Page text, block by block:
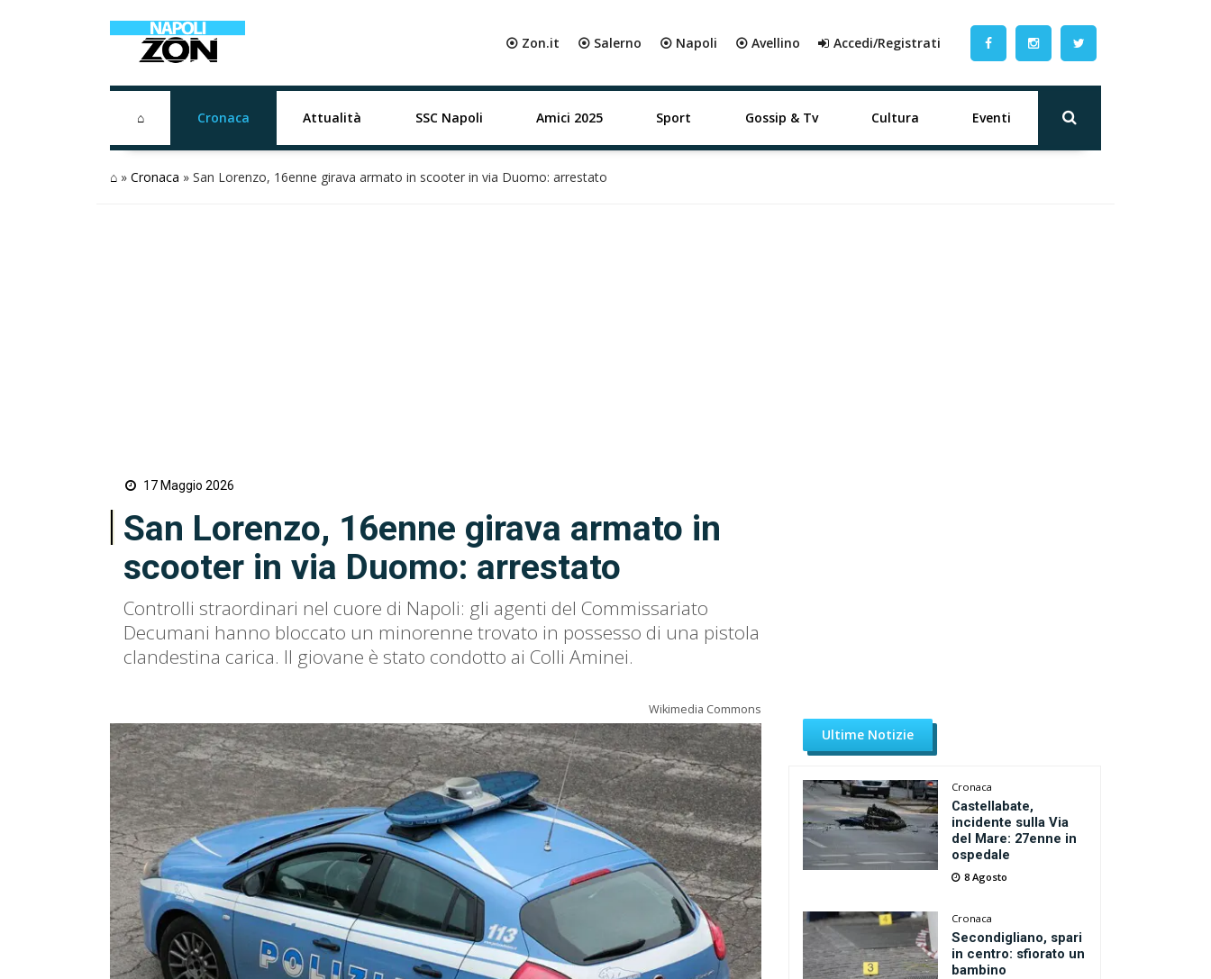
⦿ Zon.it ⦿ Salerno ⦿ Napoli ⦿ Avellino Accedi/Registrati
⌂ Cronaca Attualità SSC Napoli Amici 2025 Sport Gossip & Tv Cultura Eventi
⌂ » Cronaca » San Lorenzo, 16enne girava armato in scooter in via Duomo: arrestato
17 Maggio 2026
San Lorenzo, 16enne girava armato in
scooter in via Duomo: arrestato
Controlli straordinari nel cuore di Napoli: gli agenti del Commissariato
Decumani hanno bloccato un minorenne trovato in possesso di una pistola
clandestina carica. Il giovane è stato condotto ai Colli Aminei.
Wikimedia Commons
Ultime Notizie
Cronaca
Castellabate,
incidente sulla Via
del Mare: 27enne in
ospedale
8 Agosto
Cronaca
Secondigliano, spari
in centro: sfiorato un
bambino